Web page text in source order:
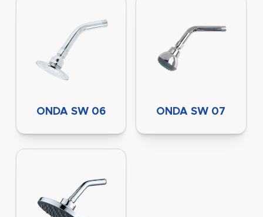
ONDA SW 06 ONDA SW 07